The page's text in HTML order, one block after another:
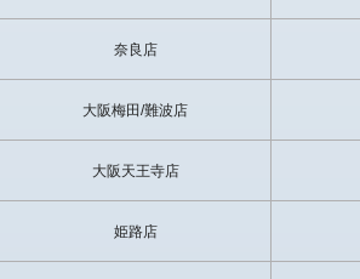
奈良店
大阪梅田/難波店
大阪天王寺店
姫路店